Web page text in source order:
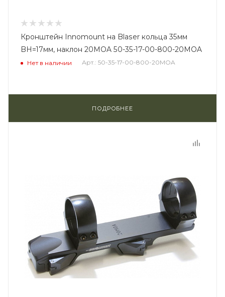
Кронштейн Innomount на Blaser кольца 35мм
BH=17мм, наклон 20MOA 50-35-17-00-800-20MOA
Нет в наличии Арт.: 50-35-17-00-800-20MOA
ПОДРОБНЕЕ